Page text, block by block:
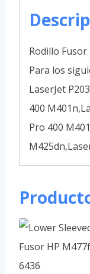
Rodillo
Para los
LaserJet
400
Pro 400